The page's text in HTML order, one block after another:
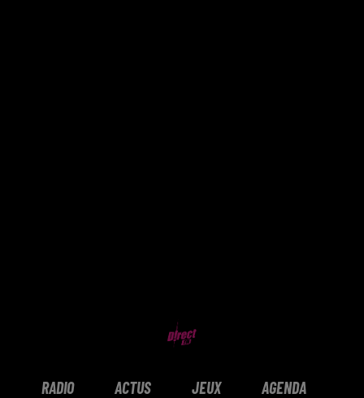
RADIO ACTUS JEUX AGENDA